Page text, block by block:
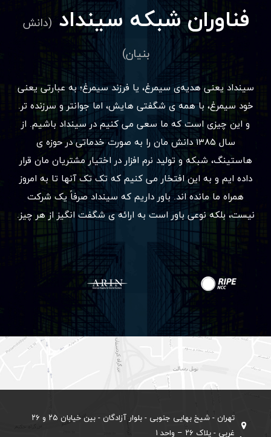
فناوران شبکه سینداد (دانش
بنیان)
سینداد یعنی هدیه‌ی سیمرغ، یا فرزند سیمرغ؛ به عبارتی یعنی
خود سیمرغ، با همه ی شگفتی هایش، اما جوانتر و سرزنده تر.
و این چیزی است که ما سعی می کنیم در سینداد باشیم. از
سال ۱۳۸۵ دانش مان را به صورت خدماتی در حوزه ی
هاستینگ، شبکه و تولید نرم افزار در اختیار مشتریان مان قرار
داده ایم و به این افتخار می کنیم که تک تک آنها تا به امروز
همراه ما مانده اند. باور داریم که سینداد صرفاً یک شرکت
نیست، بلکه نوعی باور است به ارائه ی شگفت انگیز از هر چیز.
تهران - شیخ بهایی جنوبی - بلوار آزادگان - بین خیابان ۲۵ و ۲۶
غربی - پلاک ۲۶ – واحد ۱